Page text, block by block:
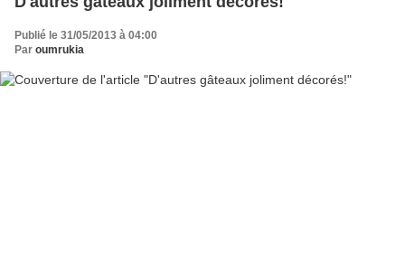
Publié le 31/05/2013 à 04:00
Par oumrukia